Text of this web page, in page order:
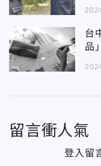
台
品
留言衝人氣
登入留